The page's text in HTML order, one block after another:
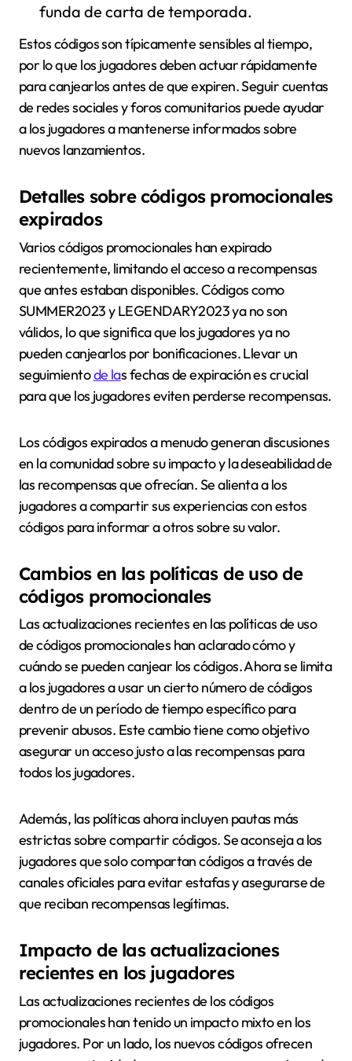
funda de carta de temporada.
Estos códigos son típicamente sensibles al tiempo,
por lo que los jugadores deben actuar rápidamente
para canjearlos antes de que expiren. Seguir cuentas
de redes sociales y foros comunitarios puede ayudar
a los jugadores a mantenerse informados sobre
nuevos lanzamientos.
Detalles sobre códigos promocionales
expirados
Varios códigos promocionales han expirado
recientemente, limitando el acceso a recompensas
que antes estaban disponibles. Códigos como
SUMMER2023 y LEGENDARY2023 ya no son
válidos, lo que significa que los jugadores ya no
pueden canjearlos por bonificaciones. Llevar un
seguimientode las fechas de expiración es crucial
para que los jugadores eviten perderse recompensas.
Los códigos expirados a menudo generan discusiones
en la comunidad sobre su impacto y la deseabilidad de
las recompensas que ofrecían. Se alienta a los
jugadores a compartir sus experiencias con estos
códigos para informar a otros sobre su valor.
Cambios en las políticas de uso de
códigos promocionales
Las actualizaciones recientes en las políticas de uso
de códigos promocionales han aclarado cómo y
cuándo se pueden canjear los códigos. Ahora se limita
a los jugadores a usar un cierto número de códigos
dentro de un período de tiempo específico para
prevenir abusos. Este cambio tiene como objetivo
asegurar un acceso justo a las recompensas para
todos los jugadores.
Además, las políticas ahora incluyen pautas más
estrictas sobre compartir códigos. Se aconseja a los
jugadores que solo compartan códigos a través de
canales oficiales para evitar estafas y asegurarse de
que reciban recompensas legítimas.
Impacto de las actualizaciones
recientes en los jugadores
Las actualizaciones recientes de los códigos
promocionales han tenido un impacto mixto en los
jugadores. Por un lado, los nuevos códigos ofrecen